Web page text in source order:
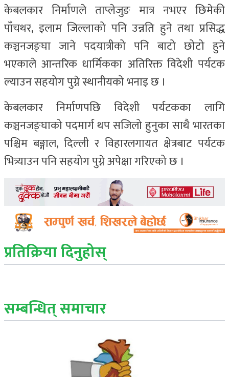
केबलकार निर्माणले ताप्लेजुङ मात्र नभएर छिमेकी
पाँचथर, इलाम जिल्लाको पनि उन्नति हुने तथा प्रसिद्ध
कञ्चनजङ्घा जाने पदयात्रीको पनि बाटो छोटो हुने
भएकाले आन्तरिक धार्मिकका अतिरिक्त विदेशी पर्यटक
ल्याउन सहयोग पुग्ने स्थानीयको भनाइ छ ।
केबलकार निर्माणपछि विदेशी पर्यटकका लागि
कञ्चनजङ्घाको पदमार्ग थप सजिलो हुनुका साथै भारतका
पश्चिम बङ्गाल, दिल्ली र विहारलगायत क्षेत्रबाट पर्यटक
भित्र्याउन पनि सहयोग पुग्ने अपेक्षा गरिएको छ ।
प्रतिक्रिया दिनुहोस्
सम्बन्धित् समाचार